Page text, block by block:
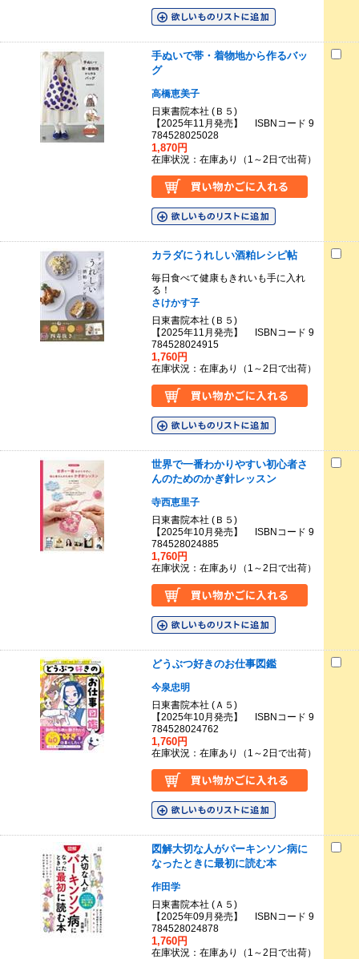
手ぬいで帯・着物地から作るバッ
グ
高橋恵美子
日東書院本社 (Ｂ５)
【2025年11月発売】 ISBNコード 9
784528025028
1,870円
在庫状況：在庫あり（1～2日で出荷）
カラダにうれしい酒粕レシピ帖
毎日食べて健康もきれいも手に入れ
る！
さけかす子
日東書院本社 (Ｂ５)
【2025年11月発売】 ISBNコード 9
784528024915
1,760円
在庫状況：在庫あり（1～2日で出荷）
世界で一番わかりやすい初心者さ
んのためのかぎ針レッスン
寺西恵里子
日東書院本社 (Ｂ５)
【2025年10月発売】 ISBNコード 9
784528024885
1,760円
在庫状況：在庫あり（1～2日で出荷）
どうぶつ好きのお仕事図鑑
今泉忠明
日東書院本社 (Ａ５)
【2025年10月発売】 ISBNコード 9
784528024762
1,760円
在庫状況：在庫あり（1～2日で出荷）
図解大切な人がパーキンソン病に
なったときに最初に読む本
作田学
日東書院本社 (Ａ５)
【2025年09月発売】 ISBNコード 9
784528024878
1,760円
在庫状況：在庫あり（1～2日で出荷）